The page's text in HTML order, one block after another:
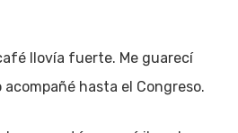
llovía fuerte. Me guarecí
hasta el Congreso.